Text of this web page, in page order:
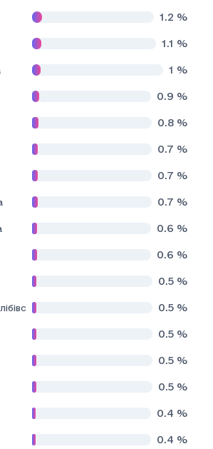
1.2 %
1.1 %
1 %
0.9 %
0.8 %
0.7 %
0.7 %
0.7 %
0.6 %
0.6 %
0.5 %
0.5 %
0.5 %
0.5 %
0.5 %
0.4 %
0.4 %